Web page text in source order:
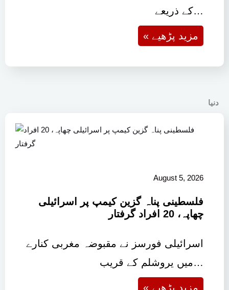
کے ذریعے…
« مزید پڑھیے
دنیا
August 5, 2026
فلسطینی پناہ گزین کیمپ پر اسرائیلی
چھاپہ، 20 افراد گرفتار
اسرائیلی فورسز نے مقبوضہ مغربی کنارے
میں یروشلم کے قریب…
« مزید پڑھیے